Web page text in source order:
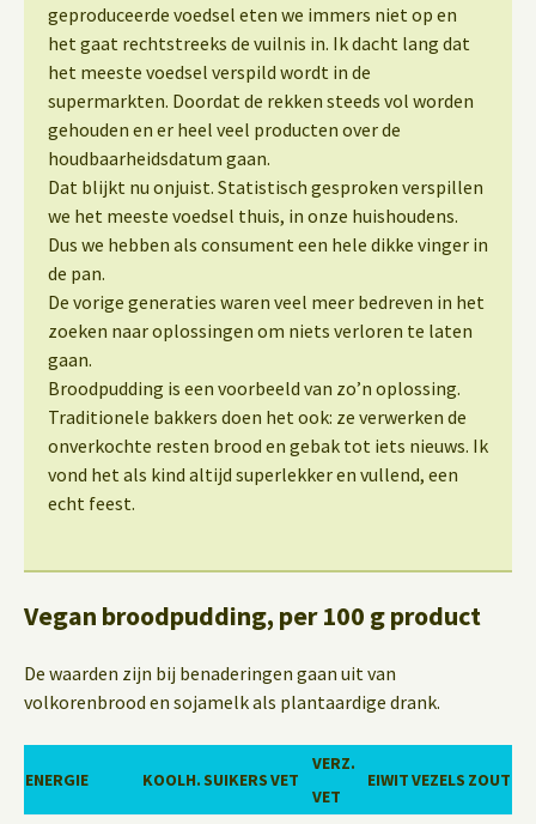
geproduceerde voedsel eten we immers niet op en
het gaat rechtstreeks de vuilnis in. Ik dacht lang dat
het meeste voedsel verspild wordt in de
supermarkten. Doordat de rekken steeds vol worden
gehouden en er heel veel producten over de
houdbaarheidsdatum gaan.
Dat blijkt nu onjuist. Statistisch gesproken verspillen
we het meeste voedsel thuis, in onze huishoudens.
Dus we hebben als consument een hele dikke vinger in
de pan.
De vorige generaties waren veel meer bedreven in het
zoeken naar oplossingen om niets verloren te laten
gaan.
Broodpudding is een voorbeeld van zo’n oplossing.
Traditionele bakkers doen het ook: ze verwerken de
onverkochte resten brood en gebak tot iets nieuws. Ik
vond het als kind altijd superlekker en vullend, een
echt feest.
Vegan broodpudding, per 100 g product
De waarden zijn bij benaderingen gaan uit van
volkorenbrood en sojamelk als plantaardige drank.
ENERGIE KOOLH.SUIKERSVET
VERZ.
VET
EIWITVEZELS ZOUT